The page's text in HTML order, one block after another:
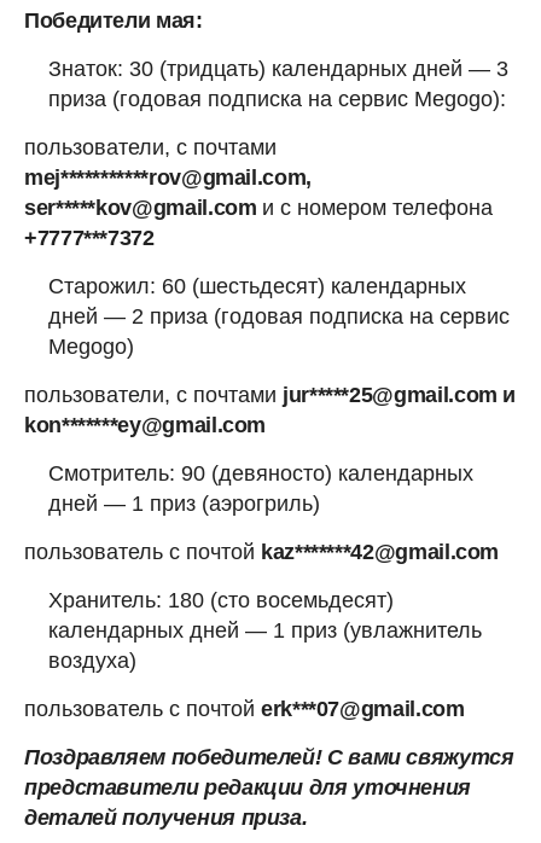
Победители мая:
Знаток: 30 (тридцать) календарных дней — 3
приза (годовая подписка на сервис Megogo):
пользователи, с почтами
mej***********rov@gmail.com,
ser*****kov@gmail.com и с номером телефона
+7777***7372
Старожил: 60 (шестьдесят) календарных
дней — 2 приза (годовая подписка на сервис
Megogo)
пользователи, с почтами jur*****25@gmail.com и
kon*******ey@gmail.com
Смотритель: 90 (девяносто) календарных
дней — 1 приз (аэрогриль)
пользователь с почтой kaz*******42@gmail.com
Хранитель: 180 (сто восемьдесят)
календарных дней — 1 приз (увлажнитель
воздуха)
пользователь с почтой erk***07@gmail.com
Поздравляем победителей! С вами свяжутся
представители редакции для уточнения
деталей получения приза.